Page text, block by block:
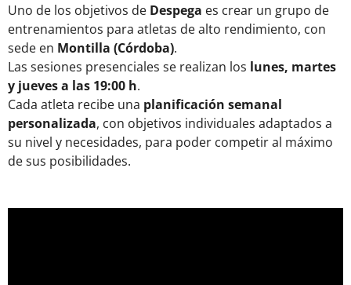
Uno de los objetivos de Despega es crear un grupo de
entrenamientos para atletas de alto rendimiento, con
sede en Montilla (Córdoba).
Las sesiones presenciales se realizan los lunes, martes
y jueves a las 19:00 h.
Cada atleta recibe una planificación semanal
personalizada, con objetivos individuales adaptados a
su nivel y necesidades, para poder competir al máximo
de sus posibilidades.